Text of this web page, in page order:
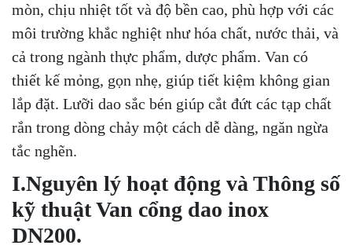
mòn, chịu nhiệt tốt và độ bền cao, phù hợp với các
môi trường khắc nghiệt như hóa chất, nước thải, và
cả trong ngành thực phẩm, dược phẩm. Van có
thiết kế mỏng, gọn nhẹ, giúp tiết kiệm không gian
lắp đặt. Lưỡi dao sắc bén giúp cắt đứt các tạp chất
rắn trong dòng chảy một cách dễ dàng, ngăn ngừa
tắc nghẽn.
I.Nguyên lý hoạt động và Thông số
kỹ thuật Van cổng dao inox
DN200.